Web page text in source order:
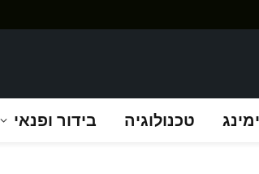
טכנולוגיה בידור ופנאי